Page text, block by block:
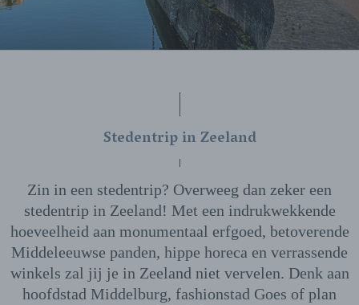
Stedentrip in Zeeland
Zin in een stedentrip? Overweeg dan zeker een
stedentrip in Zeeland! Met een indrukwekkende
hoeveelheid aan monumentaal erfgoed, betoverende
Middeleeuwse panden, hippe horeca en verrassende
winkels zal jij je in Zeeland niet vervelen. Denk aan
hoofdstad Middelburg, fashionstad Goes of plan